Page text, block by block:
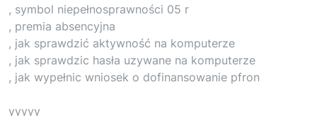
, symbol niepełnosprawności 05 r
, premia absencyjna
, jak sprawdzić aktywność na komputerze
, jak sprawdzic hasła uzywane na komputerze
, jak wypełnic wniosek o dofinansowanie pfron
yyyyy